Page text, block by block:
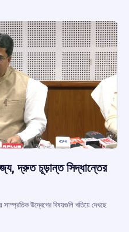
দ্রুত চূড়ান্ত সিদ্ধান্তের
উদ্বেগের বিষয়গুলি খতিয়ে দেখছে